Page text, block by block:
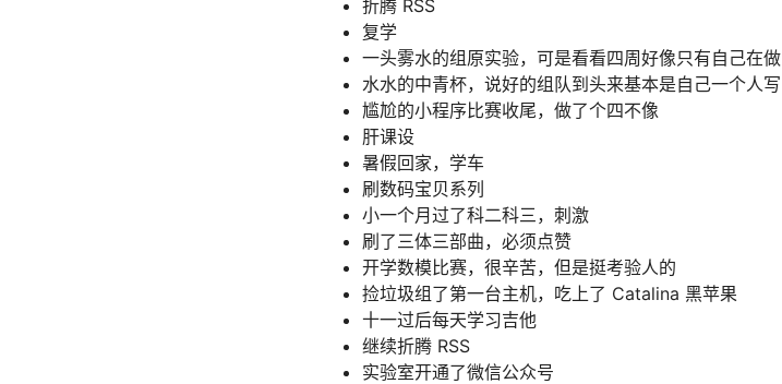
折腾 RSS
复学
一头雾水的组原实验，可是看看四周好像只有自己在做
水水的中青杯，说好的组队到头来基本是自己一个人写
尴尬的小程序比赛收尾，做了个四不像
肝课设
暑假回家，学车
刷数码宝贝系列
小一个月过了科二科三，刺激
刷了三体三部曲，必须点赞
开学数模比赛，很辛苦，但是挺考验人的
捡垃圾组了第一台主机，吃上了 Catalina 黑苹果
十一过后每天学习吉他
继续折腾 RSS
实验室开通了微信公众号